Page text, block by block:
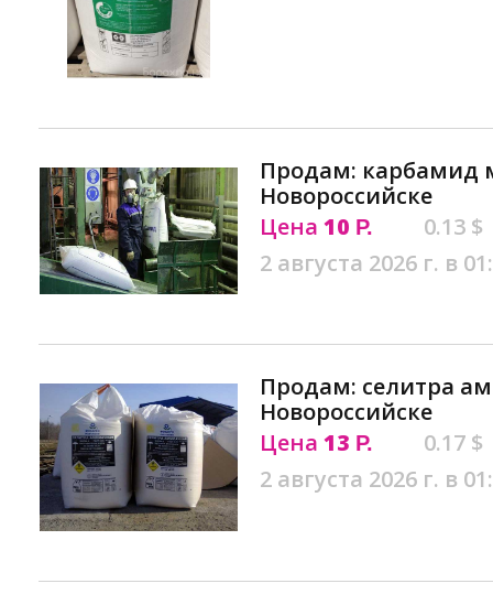
Продам: карбамид
Новороссийске
Цена 10 Р.
0.13 $
2 августа 2026 г. в
Продам: селитра
Новороссийске
Цена 13 Р.
0.17 $
2 августа 2026 г. в